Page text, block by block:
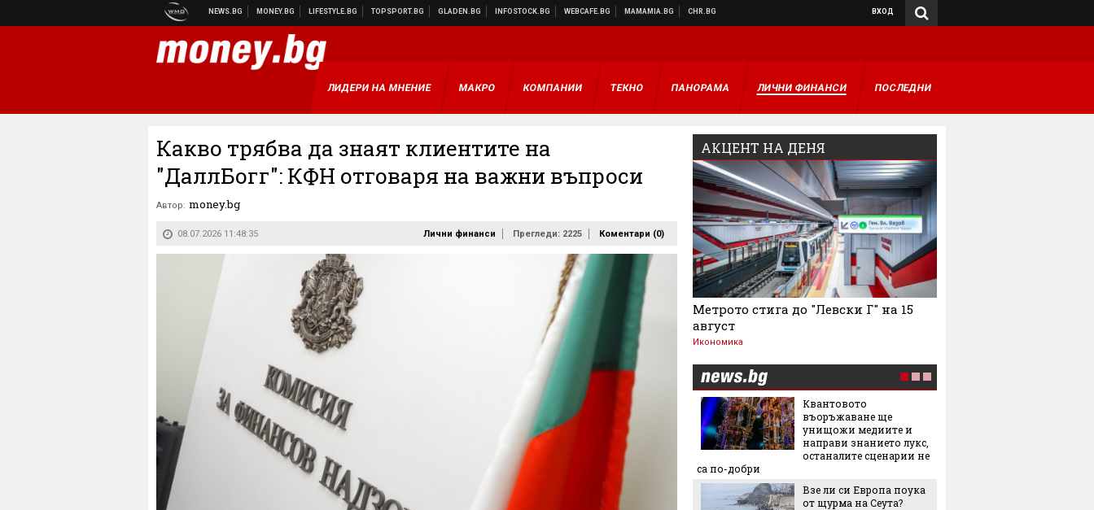
ВХОД
ЛИДЕРИ НА МНЕНИЕ МАКРО КОМПАНИИ ТЕКНО ПАНОРАМА ЛИЧНИ ФИНАНСИ ПОСЛЕДНИ
Какво трябва да знаят клиентите на
"ДаллБогг": КФН отговаря на важни въпроси
Автор: money.bg
08.07.2026 11:48:35 Лични финанси Прегледи: 2225 Коментари (0)
АКЦЕНТ НА ДЕНЯ
Метрото стига до "Левски Г" на 15
август
Икономика
Макаби Тел Авив срещу
ЦСКА, "жълтите" на
колене!
Левски преминава в
съвсем друга финансова
орбита, ако отстрани
Квантовото
въоръжаване ще
унищожи медиите и
направи знанието лукс,
останалите сценарии не
са по-добри
Взе ли си Европа поука
от щурма на Сеута?